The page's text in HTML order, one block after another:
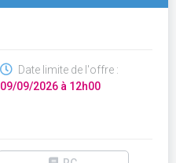
Date limite de l'offre :
09/09/2026 à 12h00